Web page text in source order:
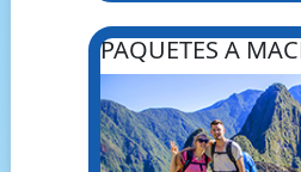
PAQUETES A